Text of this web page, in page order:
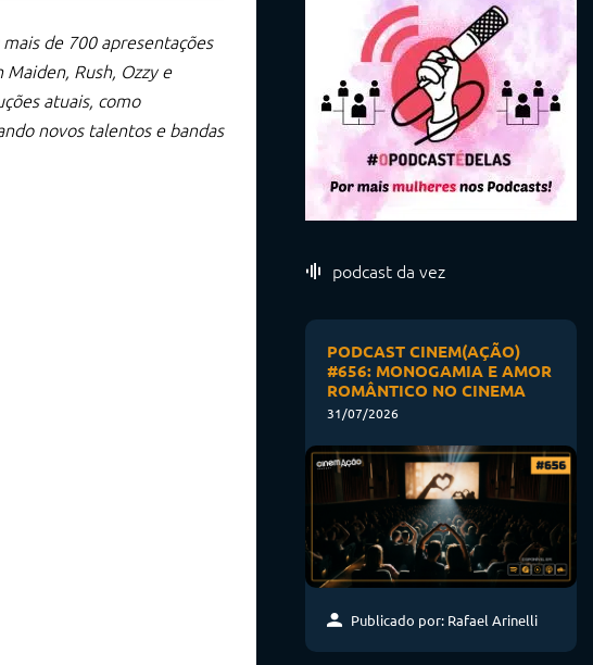
de 700 apresentações
Rush, Ozzy e
atuais, como
novos talentos e bandas
podcast da vez
PODCAST CINEM(AÇÃO)
#656: MONOGAMIA E AMOR
ROMÂNTICO NO CINEMA
31/07/2026
Publicado por: Rafael Arinelli